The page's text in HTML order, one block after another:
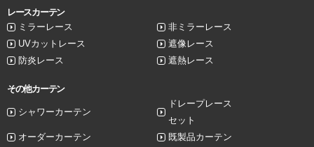
レースカーテン
ミラーレース
非ミラーレース
UVカットレース
遮像レース
防炎レース
遮熱レース
その他カーテン
シャワーカーテン
ドレープレース
セット
オーダーカーテン
既製品カーテン